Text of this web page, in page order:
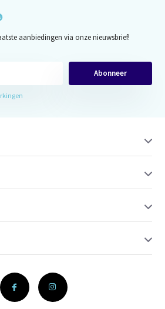
aanbiedingen via onze nieuwsbrief!
Abonneer